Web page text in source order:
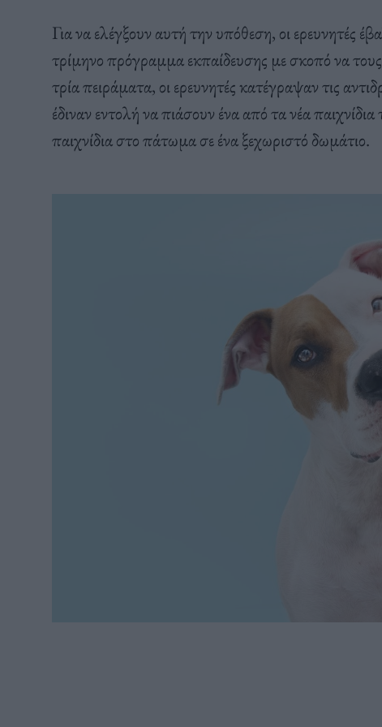
Για να ελέγξουν αυτή την υπόθεση, οι ερευνητές
τρίμηνο πρόγραμμα εκπαίδευσης με σκοπό να
τρία πειράματα, οι ερευνητές κατέγραψαν τις
έδιναν εντολή να πιάσουν ένα από τα νέα
παιχνίδια στο πάτωμα σε ένα ξεχωριστό δωμάτιο.